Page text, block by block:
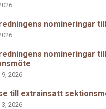
nomineringar
nomineringar
2026
till extrainsatt
2026